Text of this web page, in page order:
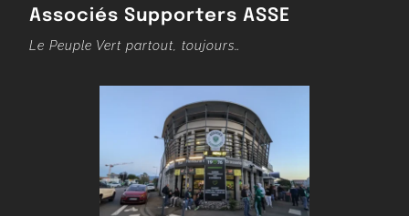
Associés Supporters ASSE
Le Peuple Vert partout, toujours…